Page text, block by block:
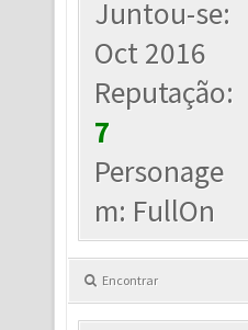
Juntou-se:
Oct 2016
Reputação:
7
Personage
m: FullOn
Encontrar